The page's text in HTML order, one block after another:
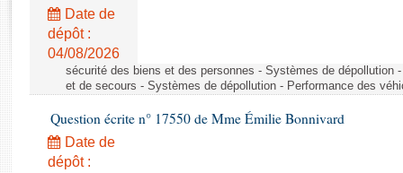
Rapports législatifs
Rapports sur l'application des lois
Baromètre de l’application des lois
Dossiers législatifs
Budget et sécurité sociale
Questions écrites et orales
Date de
dépôt :
04/08/2026
sécurité des biens et des personnes - Systèmes de dépollution
et de secours - Systèmes de dépollution - Performance des
Question écrite n° 17550 de Mme Émilie Bonnivard
Date de
dépôt :